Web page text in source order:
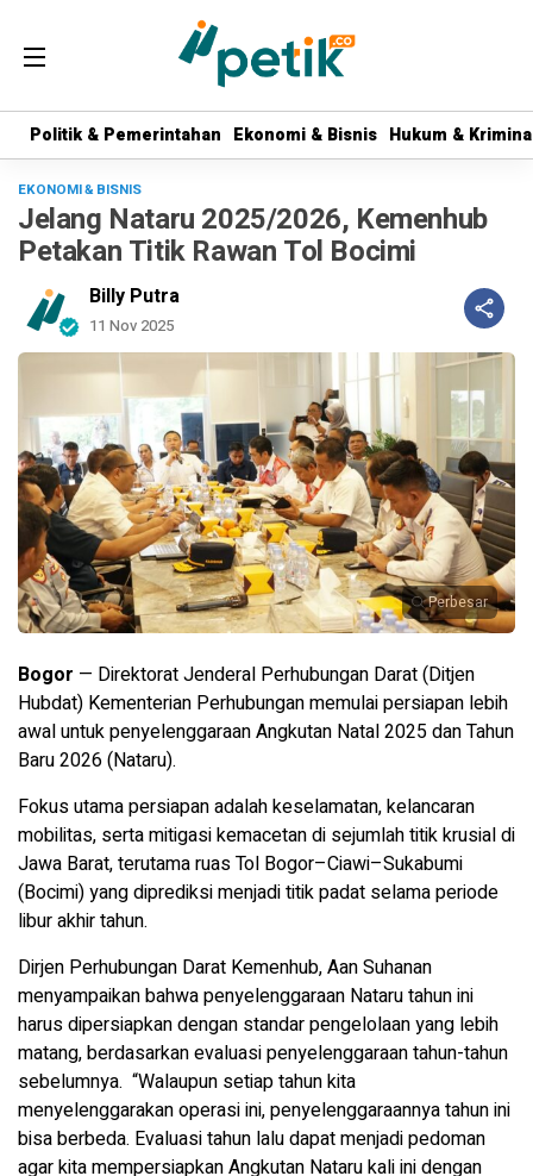
Politik & Pemerintahan Ekonomi & Bisnis Hukum &
Politik & Pemerintahan Ekonomi & Bisnis Hukum &
EKONOMI & BISNIS
Jelang Nataru 2025/2026, Kemenhub
Petakan Titik Rawan Tol Bocimi
Billy Putra
11 Nov 2025
Perbesar
Bogor — Direktorat Jenderal Perhubungan Darat (Ditjen
Hubdat) Kementerian Perhubungan memulai persiapan lebih
awal untuk penyelenggaraan Angkutan Natal 2025 dan Tahun
Baru 2026 (Nataru).
Fokus utama persiapan adalah keselamatan, kelancaran
mobilitas, serta mitigasi kemacetan di sejumlah titik krusial di
Jawa Barat, terutama ruas Tol Bogor–Ciawi–Sukabumi
(Bocimi) yang diprediksi menjadi titik padat selama periode
libur akhir tahun.
Dirjen Perhubungan Darat Kemenhub, Aan Suhanan
menyampaikan bahwa penyelenggaraan Nataru tahun ini
harus dipersiapkan dengan standar pengelolaan yang lebih
matang, berdasarkan evaluasi penyelenggaraan tahun-tahun
sebelumnya. “Walaupun setiap tahun kita
menyelenggarakan operasi ini, penyelenggaraannya tahun ini
bisa berbeda. Evaluasi tahun lalu dapat menjadi pedoman
agar kita mempersiapkan Angkutan Nataru kali ini dengan